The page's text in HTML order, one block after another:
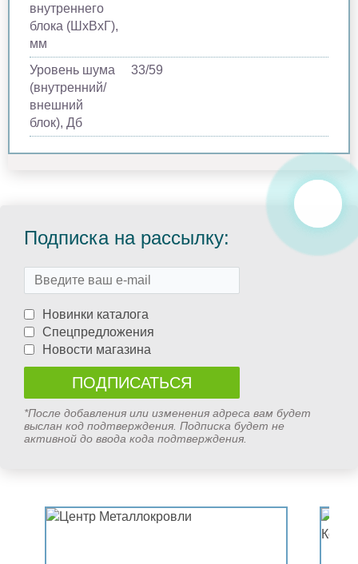
внутреннего
блока (ШхВхГ),
мм
Уровень шума
(внутренний/
внешний
блок), Дб
33/59
Подписка на рассылку:
Новинки каталога
Спецпредложения
Новости магазина
*После добавления или изменения адреса вам будет
выслан код подтверждения. Подписка будет не
активной до ввода кода подтверждения.